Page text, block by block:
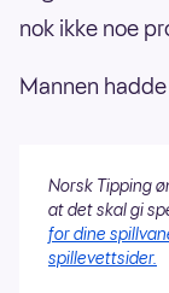
nok ikke noe
Mannen
Norsk Tipping
at det skal gi
for dine
spillevettsider.